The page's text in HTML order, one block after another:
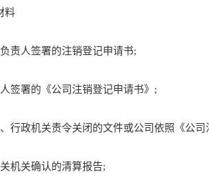
料
人签署的注销登记申请书;
署的《公司注销登记申请书》;
政机关责令关闭的文件或公司依照《公司
关确认的清算报告;